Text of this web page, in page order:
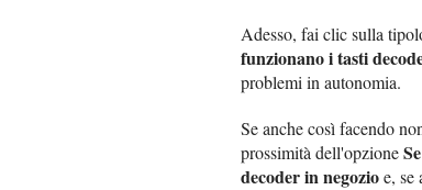
Adesso, fai clic sulla
funzionano i tasti
problemi in autonomia.
Se anche così facendo
prossimità dell'opzione
decoder in negozioe, se